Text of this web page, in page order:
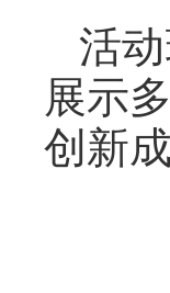
活
展示
创新成